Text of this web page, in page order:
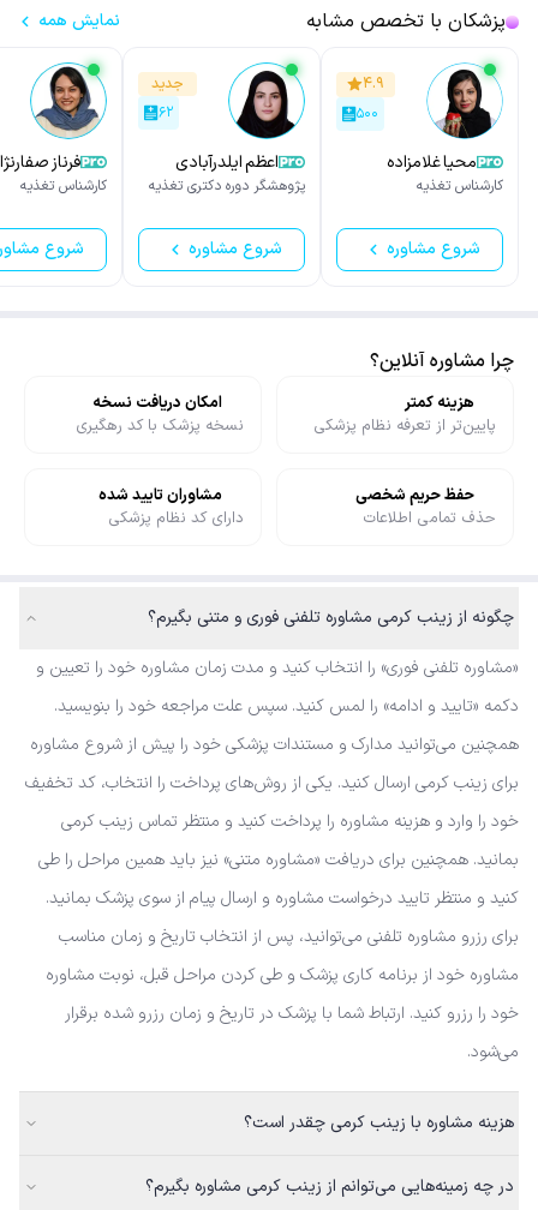
پزشکان با تخصص مشابه نمایش همه
۴.۹
۵۰۰
محیا غلامزاده
کارشناس تغذیه
شروع مشاوره
جدید
۶۲
اعظم ایلدرآبادی
پژوهشگر دوره دکتری تغذیه
شروع مشاوره
فرناز
کارشناس تغذیه
شروع
چرا مشاوره آنلاین؟
هزینه کمتر
پایین‌تر از تعرفه نظام پزشکی
امکان دریافت نسخه
نسخه پزشک با کد رهگیری
حفظ حریم شخصی
حذف تمامی اطلاعات
مشاوران تایید شده
دارای کد نظام پزشکی
چگونه از زینب کرمی مشاوره تلفنی فوری و متنی بگیرم؟
«مشاوره تلفنی فوری» را انتخاب کنید و مدت زمان مشاوره خود را تعیین و
دکمه «تایید و ادامه» را لمس کنید. سپس علت مراجعه خود را بنویسید.
همچنین می‌توانید مدارک و مستندات پزشکی خود را پیش از شروع مشاوره
برای زینب کرمی ارسال کنید. یکی از روش‌های پرداخت را انتخاب، کد تخفیف
خود را وارد و هزینه مشاوره را پرداخت کنید و منتظر تماس زینب کرمی
بمانید. همچنین برای دریافت «مشاوره متنی» نیز باید همین مراحل را طی
کنید و منتظر تایید درخواست مشاوره و ارسال پیام از سوی پزشک بمانید.
برای رزرو مشاوره تلفنی می‌توانید، پس از انتخاب تاریخ و زمان مناسب
مشاوره خود از برنامه کاری پزشک و طی کردن مراحل قبل، نوبت مشاوره
خود را رزرو کنید. ارتباط شما با پزشک در تاریخ و زمان رزرو شده برقرار
می‌شود.
هزینه مشاوره با زینب کرمی چقدر است؟
در چه زمینه‌هایی می‌توانم از زینب کرمی مشاوره بگیرم؟